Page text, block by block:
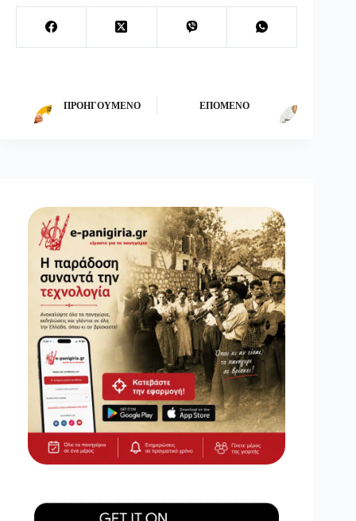
ΠΡΟΗΓΟΎΜΕΝΟ ΕΠΌΜΕΝΟ